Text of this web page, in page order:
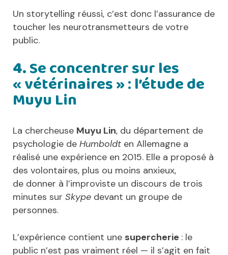
Un storytelling réussi, c’est donc l’assurance de
toucher les neurotransmetteurs de votre
public.
4.Se concentrer sur les
« vétérinaires » : l’étude de
Muyu Lin
La chercheuse Muyu Lin, du département de
psychologie de Humboldt en Allemagne a
réalisé une expérience en 2015. Elle a proposé à
des volontaires, plus ou moins anxieux,
de donner à l’improviste un discours de trois
minutes sur Skype devant un groupe de
personnes.
L’expérience contient une supercherie : le
public n’est pas vraiment réel — il s’agit en fait